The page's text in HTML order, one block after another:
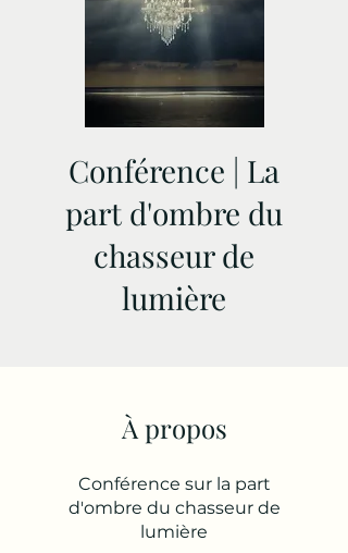
Conférence | La
part d'ombre du
chasseur de
lumière
À propos
Conférence sur la part
d'ombre du chasseur de
lumière